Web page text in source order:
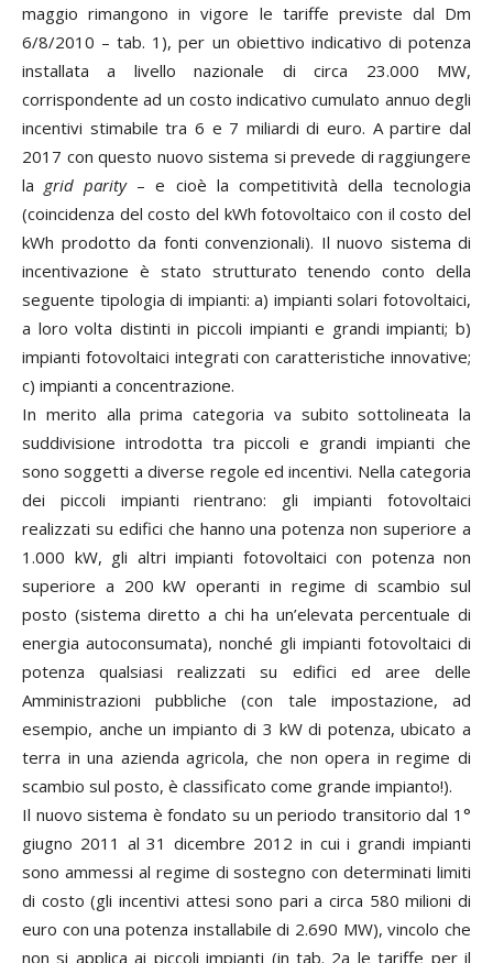
maggio rimangono in vigore le tariffe previste dal Dm
6/8/2010 – tab. 1), per un obiettivo indicativo di potenza
installata a livello nazionale di circa 23.000 MW,
corrispondente ad un costo indicativo cumulato annuo degli
incentivi stimabile tra 6 e 7 miliardi di euro. A partire dal
2017 con questo nuovo sistema si prevede di raggiungere
la grid parity– e cioè la competitività della tecnologia
(coincidenza del costo del kWh fotovoltaico con il costo del
kWh prodotto da fonti convenzionali). Il nuovo sistema di
incentivazione è stato strutturato tenendo conto della
seguente tipologia di impianti: a) impianti solari fotovoltaici,
a loro volta distinti in piccoli impianti e grandi impianti; b)
impianti fotovoltaici integrati con caratteristiche innovative;
c) impianti a concentrazione.
In merito alla prima categoria va subito sottolineata la
suddivisione introdotta tra piccoli e grandi impianti che
sono soggetti a diverse regole ed incentivi. Nella categoria
dei piccoli impianti rientrano: gli impianti fotovoltaici
realizzati su edifici che hanno una potenza non superiore a
1.000 kW, gli altri impianti fotovoltaici con potenza non
superiore a 200 kW operanti in regime di scambio sul
posto (sistema diretto a chi ha un’elevata percentuale di
energia autoconsumata), nonché gli impianti fotovoltaici di
potenza qualsiasi realizzati su edifici ed aree delle
Amministrazioni pubbliche (con tale impostazione, ad
esempio, anche un impianto di 3 kW di potenza, ubicato a
terra in una azienda agricola, che non opera in regime di
scambio sul posto, è classificato come grande impianto!).
Il nuovo sistema è fondato su un periodo transitorio dal 1°
giugno 2011 al 31 dicembre 2012 in cui i grandi impianti
sono ammessi al regime di sostegno con determinati limiti
di costo (gli incentivi attesi sono pari a circa 580 milioni di
euro con una potenza installabile di 2.690 MW), vincolo che
non si applica ai piccoli impianti (in tab. 2a le tariffe per il